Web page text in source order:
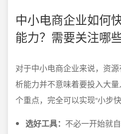
中小电商企业如何
能力？需要关注哪
对于中小电商企业来说，资
析能力并不意味着要投入大
个重点，完全可以实现“小步快
选好工具： 不必一开始就